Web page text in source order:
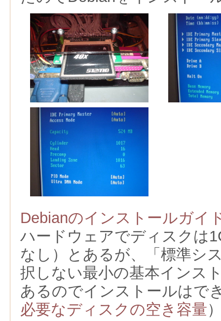
Debianのインストールガイ
ハードウェアでディスクは
なし）とあるが、「 標準シ
択しない最小の基本インス
あるのでインストールはで
必要なディスクの空き容量